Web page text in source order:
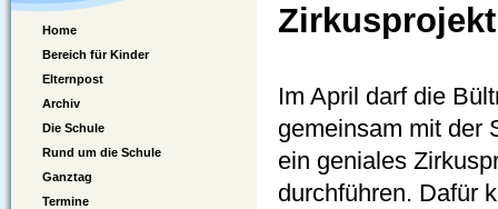
Home
Bereich für Kinder
Elternpost
Archiv
Die Schule
Rund um die Schule
Ganztag
Termine
Im April darf die
gemeinsam mit der
ein geniales
durchführen. Dafür